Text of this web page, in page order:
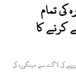
کی تمام
کرنے کا
فضل حکیم خان نے کہا ہے کہ 14کروڑ روپے کی لاگت سے مینگورہ کی